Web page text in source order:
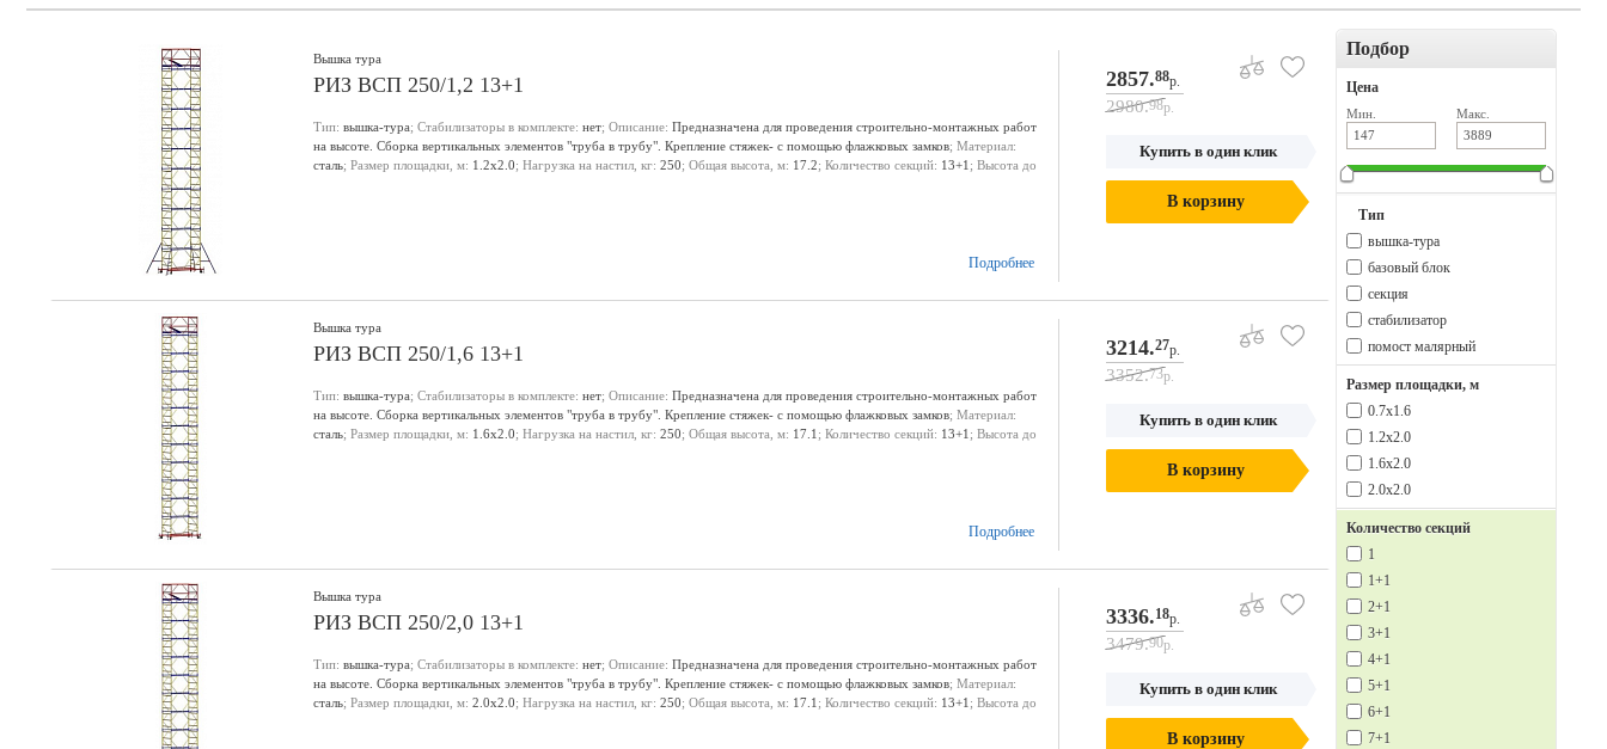
Вышка тура
РИЗ ВСП 250/1,2 13+1
Тип: вышка-тура; Стабилизаторы в комплекте: нет; Описание: Предназначена для проведения строительно-монтажных работ
на высоте. Сборка вертикальных элементов "труба в трубу". Крепление стяжек- с помощью флажковых замков; Материал:
сталь; Размер площадки, м: 1.2х2.0; Нагрузка на настил, кг: 250; Общая высота, м: 17.2; Количество секций: 13+1 ; Высота до
Подробнее
2857.88р.
2980.98р.
Купить в один клик
В корзину
Вышка тура
РИЗ ВСП 250/1,6 13+1
Тип: вышка-тура; Стабилизаторы в комплекте: нет; Описание: Предназначена для проведения строительно-монтажных работ
на высоте. Сборка вертикальных элементов "труба в трубу". Крепление стяжек- с помощью флажковых замков; Материал:
сталь; Размер площадки, м: 1.6х2.0; Нагрузка на настил, кг: 250; Общая высота, м: 17.1 ; Количество секций: 13+1 ; Высота до
Подробнее
3214.27р.
3352.73р.
Купить в один клик
В корзину
Вышка тура
РИЗ ВСП 250/2,0 13+1
Тип: вышка-тура; Стабилизаторы в комплекте: нет; Описание: Предназначена для проведения строительно-монтажных работ
на высоте. Сборка вертикальных элементов "труба в трубу". Крепление стяжек- с помощью флажковых замков; Материал:
сталь; Размер площадки, м: 2.0х2.0; Нагрузка на настил, кг: 250; Общая высота, м: 17.1 ; Количество секций: 13+1 ; Высота до
3336.18р.
3479.90р.
Купить в один клик
В корзину
Подбор
Цена
Мин. Макс.
Тип
вышка-тура
базовый блок
секция
стабилизатор
помост малярный
Размер площадки, м
0.7х1.6
1.2х2.0
1.6х2.0
2.0х2.0
Количество секций
1
1+1
2+1
3+1
4+1
5+1
6+1
7+1